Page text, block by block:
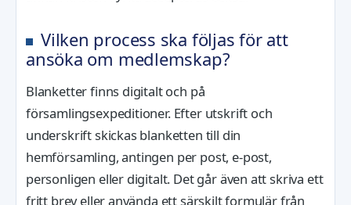
Vilken process ska följas för att
ansöka om medlemskap?
Blanketter finns digitalt och på
församlingsexpeditioner. Efter utskrift och
underskrift skickas blanketten till din
hemförsamling, antingen per post, e-post,
personligen eller digitalt. Det går även att skriva ett
fritt brev eller använda ett särskilt formulär från